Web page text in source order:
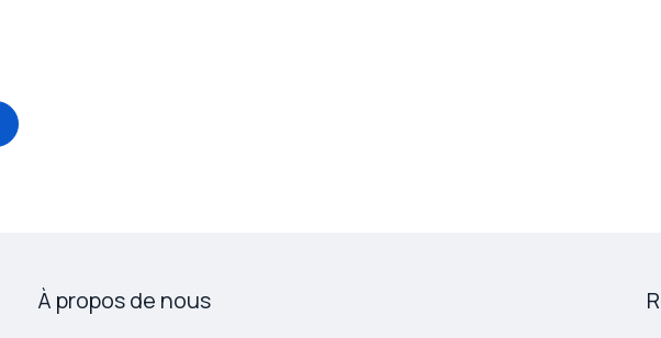
À propos de nous